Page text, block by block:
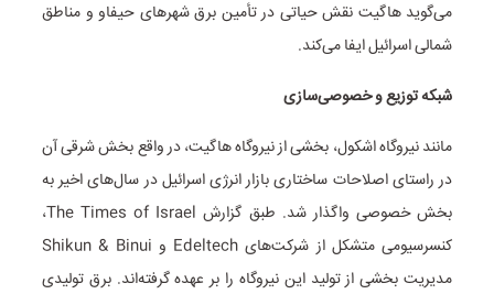
می‌گوید هاگیت نقش حیاتی در تأمین برق شهرهای حیفاو و مناطق
شمالی اسرائیل ایفا می‌کند.
شبکه توزیع و خصوصی‌سازی
مانند نیروگاه اشکول، بخشی از نیروگاه هاگیت، در واقع بخش شرقی آن
در راستای اصلاحات ساختاری بازار انرژی اسرائیل در سال‌های اخیر به
بخش خصوصی واگذار شد. طبق گزارش The Times of Israel،
کنسرسیومی متشکل از شرکت‌های Edeltech و Shikun & Binui
مدیریت بخشی از تولید این نیروگاه را بر عهده گرفته‌اند. برق تولیدی